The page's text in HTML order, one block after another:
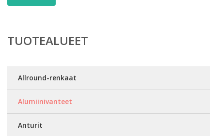
TUOTEALUEET
Allround-renkaat
Alumiinivanteet
Anturit